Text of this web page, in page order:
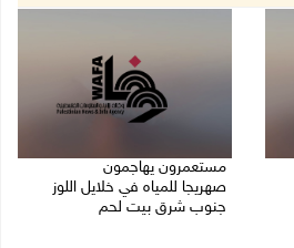
مستعمرون يهاجمون
صهريجا للمياه في خلايل اللوز
جنوب شرق بيت لحم